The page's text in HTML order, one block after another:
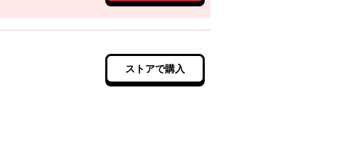
ストアで購入